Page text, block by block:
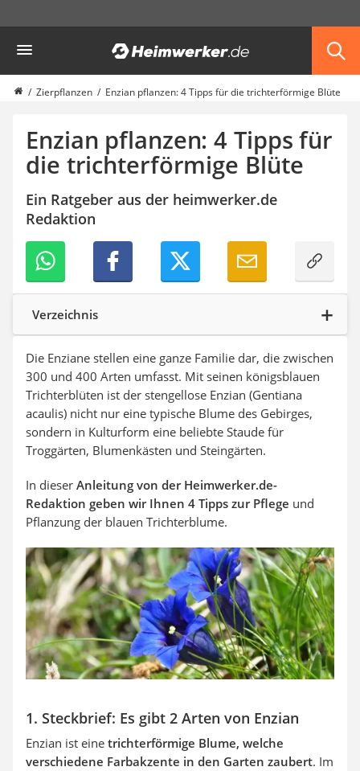
Garten
Akku-Laubsauger
Faltpavillon
Schlauchtrommel
Solar-Lichterkette außen
Teleskopleiter
Pavillon
Sichtschutzstreifen
Akku-Laubbläser
Akku-Vertikutierer
Koifutter
Kassettenmarkise
Bosch-Heckenschere
Stihl-Laubbläser
Auffahrrampe
Zierpflanzen Enzian pflanzen: 4 Tipps für die trichterförmige Blüte
Enzian pflanzen: 4 Tipps für
die trichterförmige Blüte
Ein Ratgeber aus der heimwerker.de
Redaktion
Verzeichnis
Die Enziane stellen eine ganze Familie dar, die zwischen
300 und 400 Arten umfasst. Mit seinen königsblauen
Trichterblüten ist der stengellose Enzian (Gentiana
acaulis) nicht nur eine typische Blume des Gebirges,
sondern in Kulturform eine beliebte Staude für
Troggärten, Blumenkästen und Steingärten.
In dieser Anleitung von der Heimwerker.de-
Redaktion geben wir Ihnen 4 Tipps zur Pflege und
Pflanzung der blauen Trichterblume.
1. Steckbrief: Es gibt 2 Arten von Enzian
Enzian ist eine trichterförmige Blume, welche
verschiedene Farbakzente in den Garten zaubert. Im